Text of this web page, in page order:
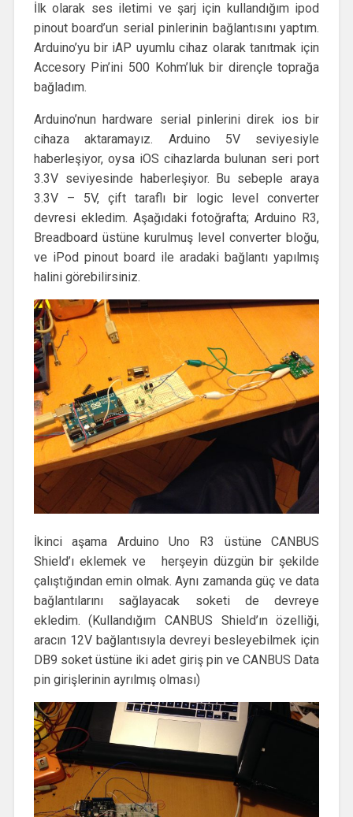
İlk olarak ses iletimi ve şarj için kullandığım ipod
pinout board’un serial pinlerinin bağlantısını yaptım.
Arduino’yu bir iAP uyumlu cihaz olarak tanıtmak için
Accesory Pin’ini 500 Kohm’luk bir dirençle toprağa
bağladım.
Arduino’nun hardware serial pinlerini direk ios bir
cihaza aktaramayız. Arduino 5V seviyesiyle
haberleşiyor, oysa iOS cihazlarda bulunan seri port
3.3V seviyesinde haberleşiyor. Bu sebeple araya
3.3V – 5V, çift taraflı bir logic level converter
devresi ekledim. Aşağıdaki fotoğrafta; Arduino R3,
Breadboard üstüne kurulmuş level converter bloğu,
ve iPod pinout board ile aradaki bağlantı yapılmış
halini görebilirsiniz.
İkinci aşama Arduino Uno R3 üstüne CANBUS
Shield’ı eklemek ve herşeyin düzgün bir şekilde
çalıştığından emin olmak. Aynı zamanda güç ve data
bağlantılarını sağlayacak soketi de devreye
ekledim. (Kullandığım CANBUS Shield’ın özelliği,
aracın 12V bağlantısıyla devreyi besleyebilmek için
DB9 soket üstüne iki adet giriş pin ve CANBUS Data
pin girişlerinin ayrılmış olması)